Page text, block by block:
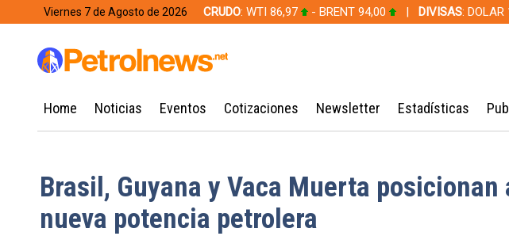
Viernes 7 de Agosto de 2026 CRUDO: WTI 86,97 - BRENT 94,00 | DIVISAS:
Home Noticias Eventos Cotizaciones Newsletter Estadísticas
Brasil, Guyana y Vaca Muerta
nueva potencia petrolera